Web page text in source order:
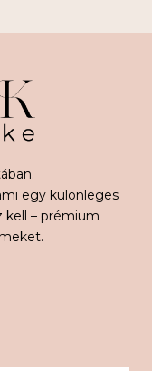
egy különleges
kell – prémium